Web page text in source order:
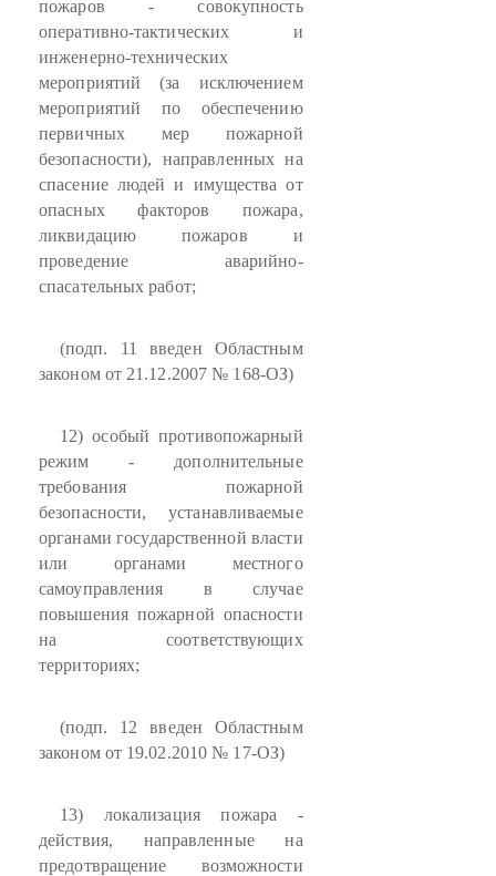
пожаров - совокупность
оперативно-тактических и
инженерно-технических
мероприятий (за исключением
мероприятий по обеспечению
первичных мер пожарной
безопасности), направленных на
спасение людей и имущества от
опасных факторов пожара,
ликвидацию пожаров и
проведение аварийно-
спасательных работ;
(подп. 11 введен Областным
законом от 21.12.2007 № 168-ОЗ)
12) особый противопожарный
режим - дополнительные
требования пожарной
безопасности, устанавливаемые
органами государственной власти
или органами местного
самоуправления в случае
повышения пожарной опасности
на соответствующих
территориях;
(подп. 12 введен Областным
законом от 19.02.2010 № 17-ОЗ)
13) локализация пожара -
действия, направленные на
предотвращение возможности